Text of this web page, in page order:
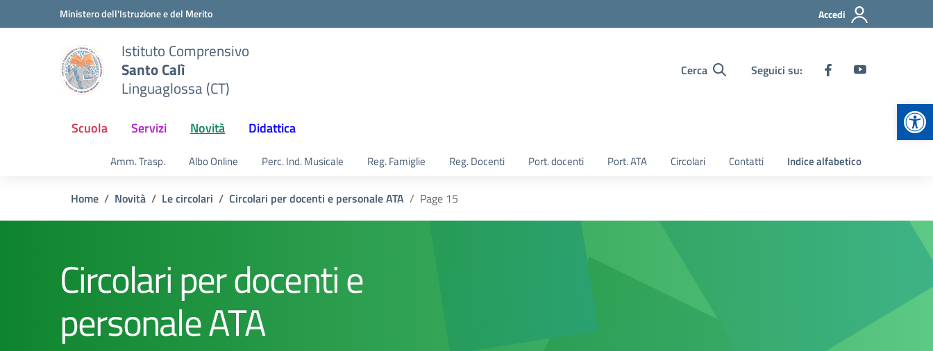
Vai ai contenuti
Vai al menu di navigazioneMinistero dell'Istruzione e del Merito Accedi
Istituto Comprensivo
Santo Calì
Linguaglossa (CT)
Cerca Seguici su:
Scuola Servizi Novità Didattica
Amm. Trasp. Albo Online Perc. Ind. Musicale Reg. Famiglie Reg. Docenti Port. docenti Port. ATA Circolari Contatti Indice alfabetico
Home Novità Le circolari Circolari per docenti e personale ATA Page 15
Circolari per docenti e
personale ATA